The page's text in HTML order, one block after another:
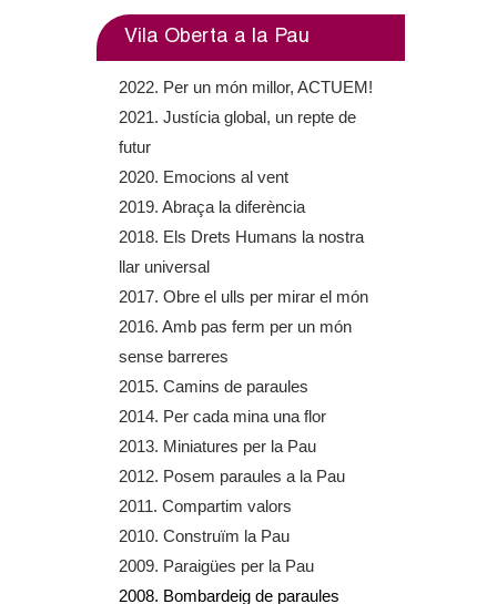
t
e
r
n
a
x
t
e
r
n
l
)
e
x
t
e
r
a
s
e
x
t
e
n
Vila Oberta a la Pau
2022. Per un món millor, ACTUEM!
2021. Justícia global, un repte de
futur
2020. Emocions al vent
2019. Abraça la diferència
2018. Els Drets Humans la nostra
llar universal
2017. Obre el ulls per mirar el món
2016. Amb pas ferm per un món
sense barreres
2015. Camins de paraules
2014. Per cada mina una flor
2013. Miniatures per la Pau
2012. Posem paraules a la Pau
2011. Compartim valors
2010. Construïm la Pau
2009. Paraigües per la Pau
2008. Bombardeig de paraules